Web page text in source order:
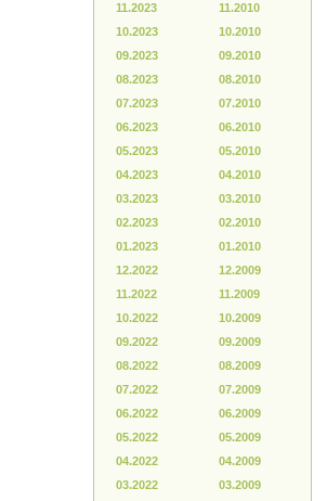
11.2023
10.2023
09.2023
08.2023
07.2023
06.2023
05.2023
04.2023
03.2023
02.2023
01.2023
12.2022
11.2022
10.2022
09.2022
08.2022
07.2022
06.2022
05.2022
04.2022
03.2022
11.2010
10.2010
09.2010
08.2010
07.2010
06.2010
05.2010
04.2010
03.2010
02.2010
01.2010
12.2009
11.2009
10.2009
09.2009
08.2009
07.2009
06.2009
05.2009
04.2009
03.2009